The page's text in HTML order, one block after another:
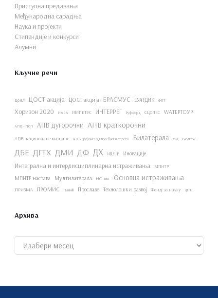
Приступна предавања
Међународна сарадња
Наука и пројекти
Стипендије и конкурси
Алумни
Кључне речи
Цоил ЦОСТ акција ЦОСТ акција ЕРАСМУС ЕУ4ТДИК ФП7
Хоризон 2020 ИАЕА ИМПЕТУС ИНТЕРРЕГ Руффорд СЦОПЕС WАТЕРТОУР
АПВ - ПСП АПВ дугорочни АПВ краткорочни
АПВ националне мањине АПВ пројекат од посебног интереса Билатерала ВИ Ваучери
ДБЕ ДГТХ ДМИ ДФ ДХ ИДЕЈЕ Иновације
Интегрална и интердисциплинарна истраживања МПНТР
МПНТР настава Мултилатерала НС зжс Основна истраживања
ПРИЗМА ПРОМИС Панчић Прославе Технолошки развој Фонд за науку ЦПН
Архива